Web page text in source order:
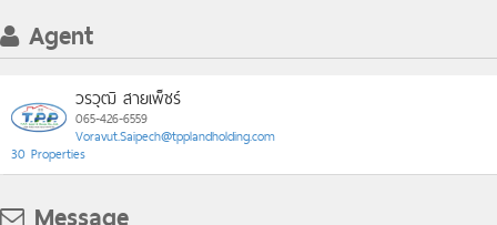
Agent
วรวุฒิ สายเพ็ชร์
065-426-6559
Voravut.Saipech@tpplandholding.com
30 Properties